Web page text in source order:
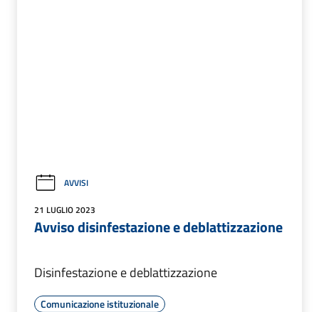
AVVISI
21 LUGLIO 2023
Avviso disinfestazione e deblattizzazione
Disinfestazione e deblattizzazione
Comunicazione istituzionale